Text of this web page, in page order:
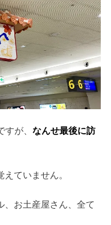
すが、なんせ最後に訪
ていません。
、お土産屋さん、全て